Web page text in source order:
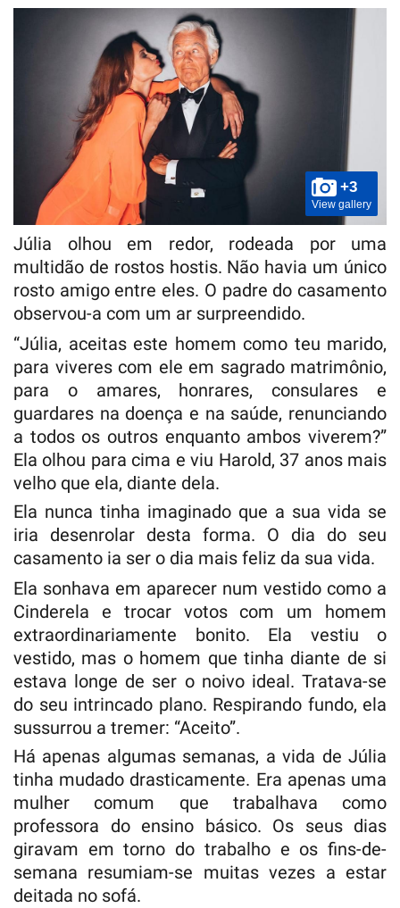
+3
View gallery
Júlia olhou em redor, rodeada por uma
multidão de rostos hostis. Não havia um único
rosto amigo entre eles. O padre do casamento
observou-a com um ar surpreendido.
“Júlia, aceitas este homem como teu marido,
para viveres com ele em sagrado matrimônio,
para o amares, honrares, consulares e
guardares na doença e na saúde, renunciando
a todos os outros enquanto ambos viverem?”
Ela olhou para cima e viu Harold, 37 anos mais
velho que ela, diante dela.
Ela nunca tinha imaginado que a sua vida se
iria desenrolar desta forma. O dia do seu
casamento ia ser o dia mais feliz da sua vida.
Ela sonhava em aparecer num vestido como a
Cinderela e trocar votos com um homem
extraordinariamente bonito. Ela vestiu o
vestido, mas o homem que tinha diante de si
estava longe de ser o noivo ideal. Tratava-se
do seu intrincado plano. Respirando fundo, ela
sussurrou a tremer: “Aceito”.
Há apenas algumas semanas, a vida de Júlia
tinha mudado drasticamente. Era apenas uma
mulher comum que trabalhava como
professora do ensino básico. Os seus dias
giravam em torno do trabalho e os fins-de-
semana resumiam-se muitas vezes a estar
deitada no sofá.